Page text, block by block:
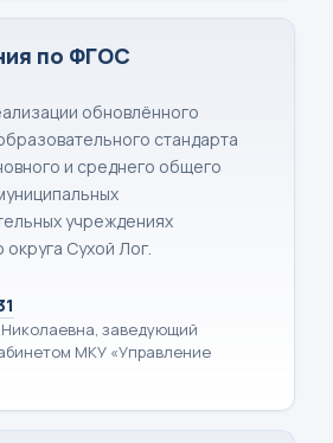
по ФГОС
обновлённого
стандарта
и среднего общего
учреждениях
Сухой Лог.
заведующий
МКУ «Управление